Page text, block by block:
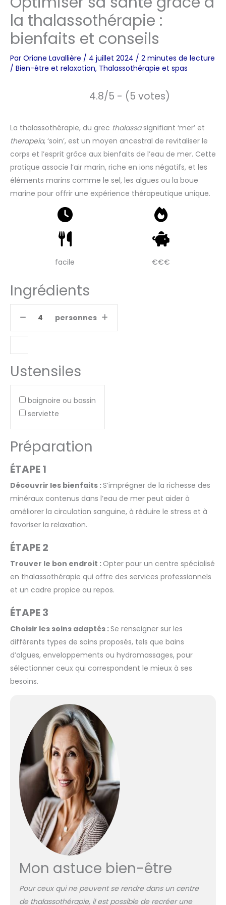
la thalassothérapie :
bienfaits et conseils
Par Oriane Lavallière / 4 juillet 2024 / 2 minutes de lecture
/ Bien-être et relaxation, Thalassothérapie et spas
4.8/5 - (5 votes)
La thalassothérapie, du grec thalassasignifiant ‘mer’ et
therapeia, ‘soin’, est un moyen ancestral de revitaliser le
corps et l’esprit grâce aux bienfaits de l’eau de mer. Cette
pratique associe l’air marin, riche en ions négatifs, et les
éléments marins comme le sel, les algues ou la boue
marine pour offrir une expérience thérapeutique unique.
facile €€€
Ingrédients
personnes
Ustensiles
baignoire ou bassin
serviette
Préparation
ÉTAPE 1
Découvrir les bienfaits :S’imprégner de la richesse des
minéraux contenus dans l’eau de mer peut aider à
améliorer la circulation sanguine, à réduire le stress et à
favoriser la relaxation.
ÉTAPE 2
Trouver le bon endroit : Opter pour un centre spécialisé
en thalassothérapie qui offre des services professionnels
et un cadre propice au repos.
ÉTAPE 3
Choisir les soins adaptés :Se renseigner sur les
différents types de soins proposés, tels que bains
d’algues, enveloppements ou hydromassages, pour
sélectionner ceux qui correspondent le mieux à ses
besoins.
Mon astuce bien-être
Pour ceux qui ne peuvent se rendre dans un centre
de thalassothérapie, il est possible de recréer une